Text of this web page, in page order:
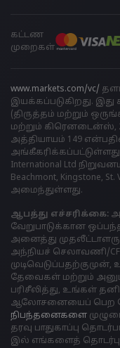
கட்டண
முறைகள்
www.markets.com/vc/
இயக்கப்படுகிறது.
(திருத்தம் மற்றும்
மற்றும் கிரெனடைன்ஸ்,
அத்தியாயம் 149
அங்கீகரிக்கப்பட்டுள்ளது.
International Ltd
Beachmont, Kingstone,
அமைந்துள்ளது.
ஆபத்து எச்சரிக்கை:
வேறுபாடுக்கான
அனைத்து
அந்நியச் செலாவணி/
தேவைகள் மற்றும்
பரிசீலித்து, உங்கள்
ஆலோசனையைப் பெற
நிபந்தனைகளை
தரவு பாதுகாப்பு
இல் எங்களைத் தொடர்பு